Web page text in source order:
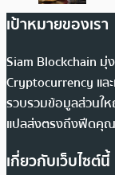
เป้าหมายของเรา
Siam Blockchain มุ่
Cryptocurrency แล
รวบรวมข้อมูลส่วนให
แปลส่งตรงถึงฟีดคุณ
เกี่ยวกับเว็บไซต์นี้